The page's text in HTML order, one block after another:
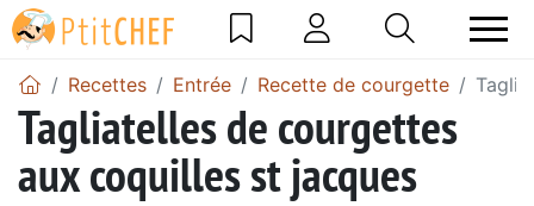
Recettes Entrée Recette de courgette
Tagliatelles de courgettes
aux coquilles st jacques